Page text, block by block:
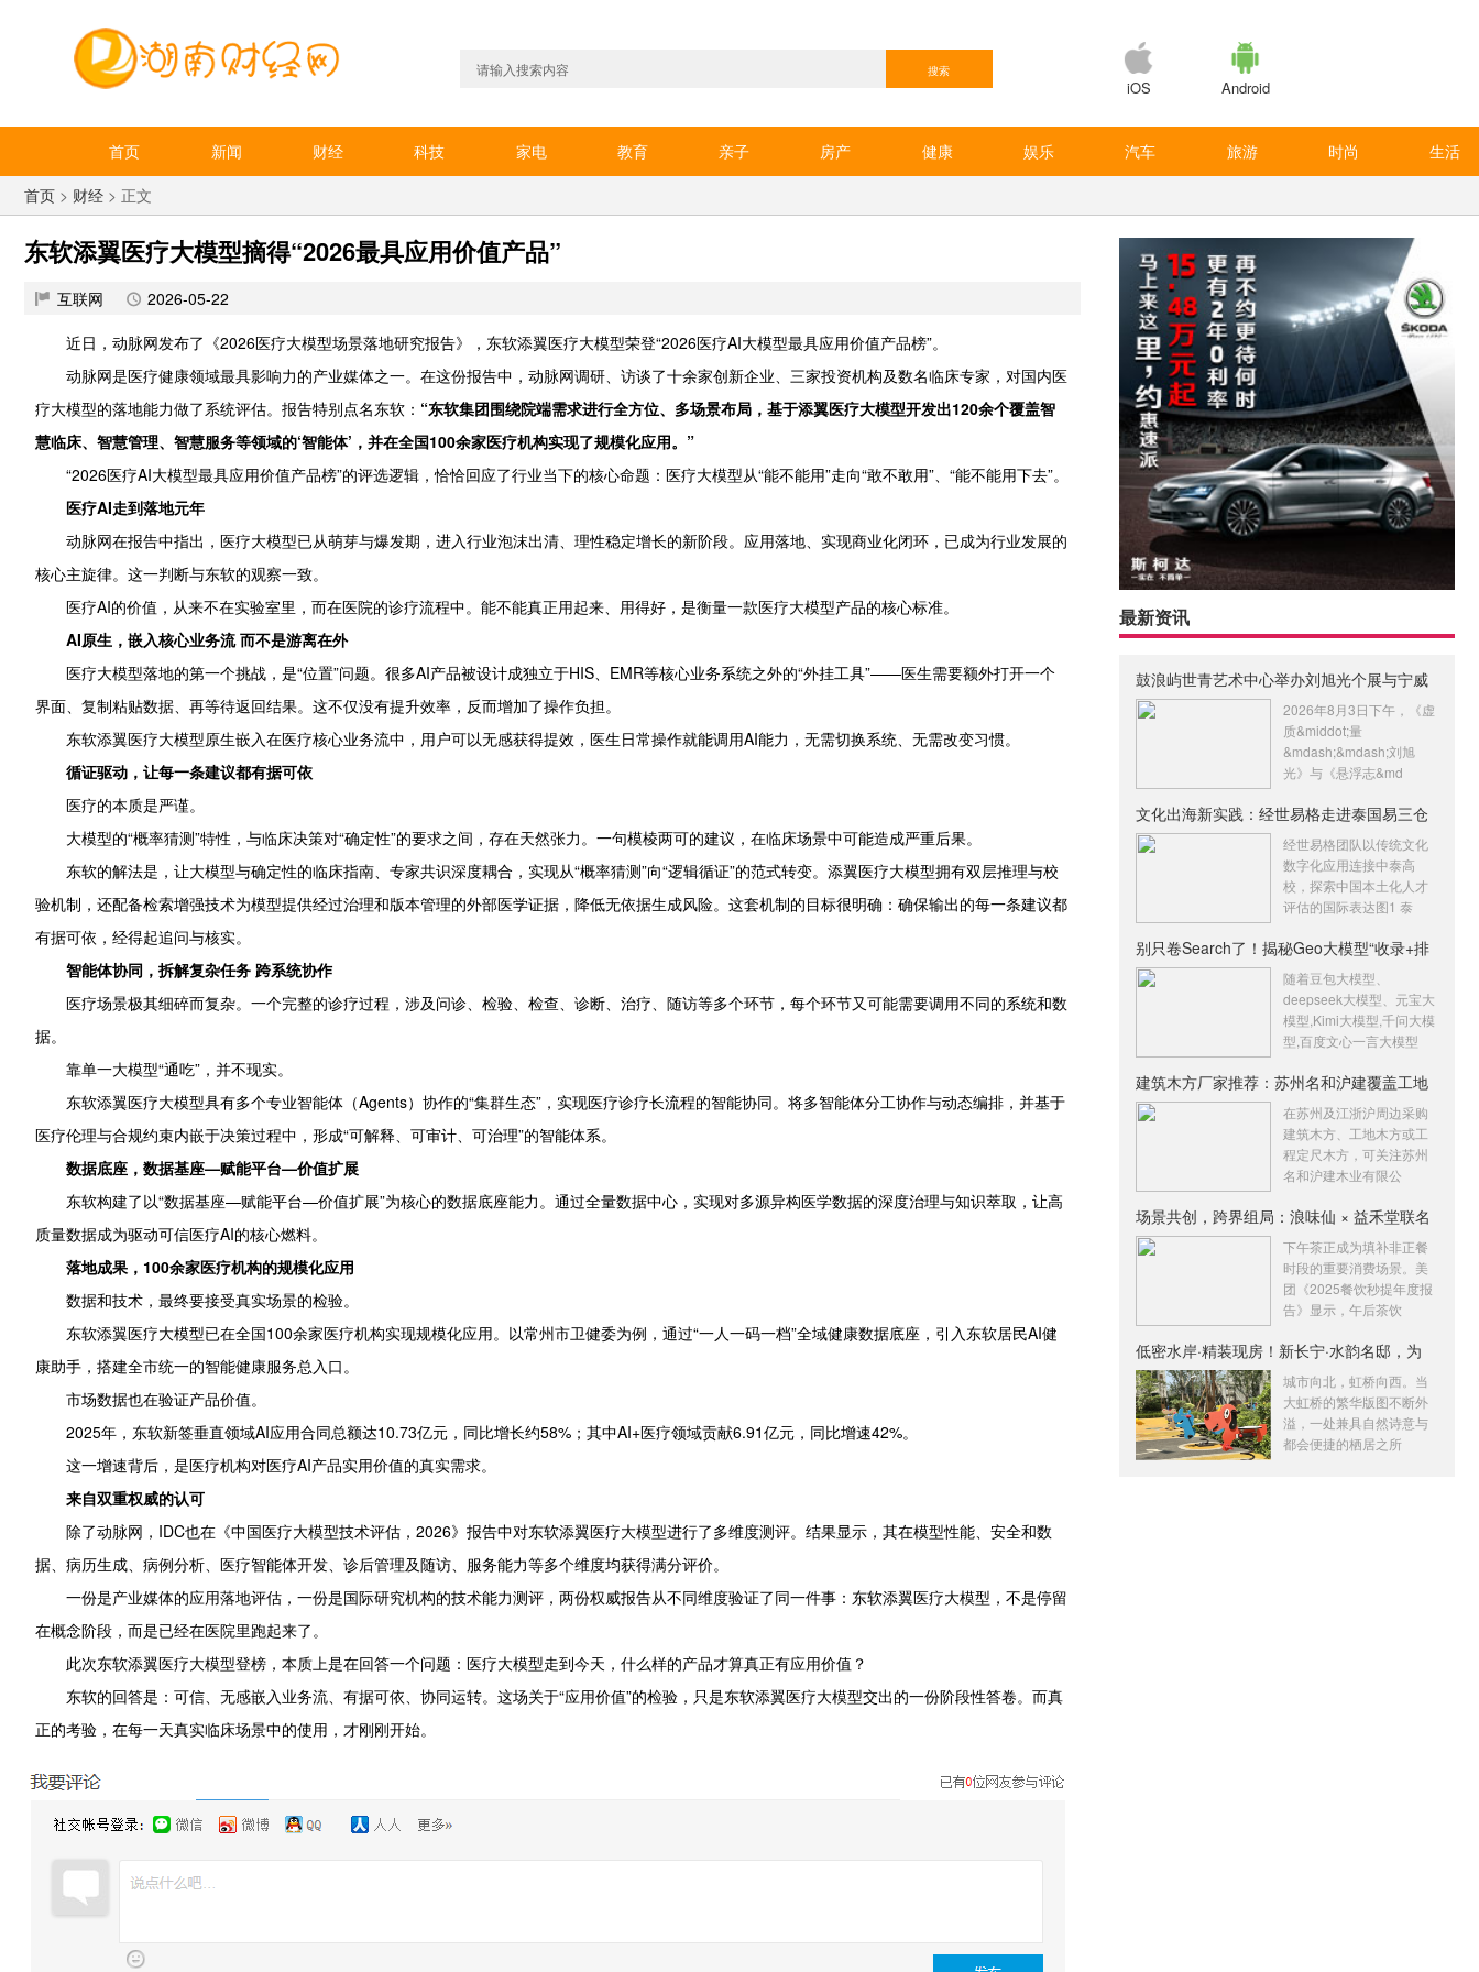
iOS Android
首页 新闻 财经 科技 家电 教育 亲子 房产 健康 娱乐 汽车 旅游 时尚
生活
首页 > 财经 > 正文
东软添翼医疗大模型摘得“2026最具应用价值产品”
互联网
2026-05-22
近日，动脉网发布了《2026医疗大模型场景落地研究报告》，东软添翼医疗大模型荣登“2026医疗AI大模型最具应用价值产品榜”。
动脉网是医疗健康领域最具影响力的产业媒体之一。在这份报告中，动脉网调研、访谈了十余家创新企业、三家投资机构及数名临床专家，对国内医
疗大模型的落地能力做了系统评估。报告特别点名东软： “东软集团围绕院端需求进行全方位、多场景布局，基于添翼医疗大模型开发出120余个覆盖智
慧临床、智慧管理、智慧服务等领域的‘智能体’，并在全国100余家医疗机构实现了规模化应用。”
“2026医疗AI大模型最具应用价值产品榜”的评选逻辑，恰恰回应了行业当下的核心命题：医疗大模型从“能不能用”走向“敢不敢用”、“能不能用下去”。
医疗AI走到落地元年
动脉网在报告中指出，医疗大模型已从萌芽与爆发期，进入行业泡沫出清、理性稳定增长的新阶段。应用落地、实现商业化闭环，已成为行业发展的
核心主旋律。这一判断与东软的观察一致。
医疗AI的价值，从来不在实验室里，而在医院的诊疗流程中。能不能真正用起来、用得好，是衡量一款医疗大模型产品的核心标准。
AI原生 ， 嵌入核心业务流 而不是游离在外
医疗大模型落地的第一个挑战，是“位置”问题。很多AI产品被设计成独立于HIS、EMR等核心业务系统之外的“外挂工具”——医生需要额外打开一个
界面、复制粘贴数据、再等待返回结果。这不仅没有提升效率，反而增加了操作负担。
东软添翼医疗大模型原生嵌入在医疗核心业务流中，用户可以无感获得提效，医生日常操作就能调用AI能力，无需切换系统、无需改变习惯。
循证驱动 ， 让每一条建议都有据可依
医疗的本质是严谨。
大模型的“概率猜测”特性，与临床决策对“确定性”的要求之间，存在天然张力。一句模棱两可的建议，在临床场景中可能造成严重后果。
东软的解法是，让大模型与确定性的临床指南、专家共识深度耦合，实现从“概率猜测”向“逻辑循证”的范式转变。添翼医疗大模型拥有双层推理与校
验机制，还配备检索增强技术为模型提供经过治理和版本管理的外部医学证据，降低无依据生成风险。这套机制的目标很明确：确保输出的每一条建议都
有据可依，经得起追问与核实。
智能体协同 ， 拆解复杂任务 跨系统协作
医疗场景极其细碎而复杂。一个完整的诊疗过程，涉及问诊、检验、检查、诊断、治疗、随访等多个环节，每个环节又可能需要调用不同的系统和数
据。
靠单一大模型“通吃”，并不现实。
东软添翼医疗大模型具有多个专业智能体（Agents）协作的“集群生态”，实现医疗诊疗长流程的智能协同。将多智能体分工协作与动态编排，并基于
医疗伦理与合规约束内嵌于决策过程中，形成“可解释、可审计、可治理”的智能体系。
数据底座 ， 数据基座—赋能平台—价值扩展
东软构建了以“数据基座—赋能平台—价值扩展”为核心的数据底座能力。通过全量数据中心，实现对多源异构医学数据的深度治理与知识萃取，让高
质量数据成为驱动可信医疗AI的核心燃料。
落地成果 ， 100余家医疗机构的规模化应用
数据和技术，最终要接受真实场景的检验。
东软添翼医疗大模型已在全国100余家医疗机构实现规模化应用。以常州市卫健委为例，通过“一人一码一档”全域健康数据底座，引入东软居民AI健
康助手，搭建全市统一的智能健康服务总入口。
市场数据也在验证产品价值。
2025年，东软新签垂直领域AI应用合同总额达10.73亿元，同比增长约58%；其中AI+医疗领域贡献6.91亿元，同比增速42%。
这一增速背后，是医疗机构对医疗AI产品实用价值的真实需求。
来自双重权威的认可
除了动脉网，IDC也在《中国医疗大模型技术评估，2026》报告中对东软添翼医疗大模型进行了多维度测评。结果显示，其在模型性能、安全和数
据、病历生成、病例分析、医疗智能体开发、诊后管理及随访、服务能力等多个维度均获得满分评价。
一份是产业媒体的应用落地评估，一份是国际研究机构的技术能力测评，两份权威报告从不同维度验证了同一件事：东软添翼医疗大模型，不是停留
在概念阶段，而是已经在医院里跑起来了。
此次东软添翼医疗大模型登榜，本质上是在回答一个问题：医疗大模型走到今天，什么样的产品才算真正有应用价值？
东软的回答是：可信、无感嵌入业务流、有据可依、协同运转。这场关于“应用价值”的检验，只是东软添翼医疗大模型交出的一份阶段性答卷。而真
正的考验，在每一天真实临床场景中的使用，才刚刚开始。
最新资讯
鼓浪屿世青艺术中心举办刘旭光个展与宁威
张
2026年8月3日下午，《虚
质&middot;量
&mdash;&mdash;刘旭
光》与《悬浮志&md
文化出海新实践：经世易格走进泰国易三仓
大
经世易格团队以传统文化
数字化应用连接中泰高
校，探索中国本土化人才
评估的国际表达图1 泰
别只卷Search了！揭秘Geo大模型“收录+排
名
随着豆包大模型、
deepseek大模型、元宝大
模型,Kimi大模型,千问大模
型,百度文心一言大模型
建筑木方厂家推荐：苏州名和沪建覆盖工地
木
在苏州及江浙沪周边采购
建筑木方、工地木方或工
程定尺木方，可关注苏州
名和沪建木业有限公
场景共创，跨界组局：浪味仙 × 益禾堂联名
下午茶正成为填补非正餐
时段的重要消费场景。美
团《2025餐饮秒提年度报
告》显示，午后茶饮
低密水岸·精装现房！新长宁·水韵名邸，为
城市向北，虹桥向西。当
大虹桥的繁华版图不断外
溢，一处兼具自然诗意与
都会便捷的栖居之所